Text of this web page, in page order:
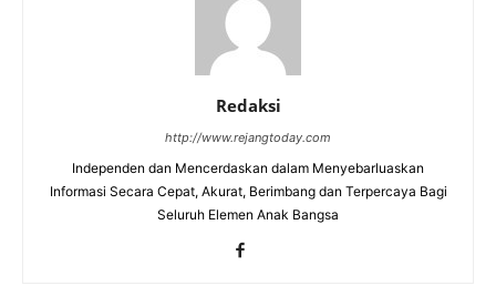
Redaksi
http://www.rejangtoday.com
Independen dan Mencerdaskan dalam Menyebarluaskan
Informasi Secara Cepat, Akurat, Berimbang dan Terpercaya Bagi
Seluruh Elemen Anak Bangsa